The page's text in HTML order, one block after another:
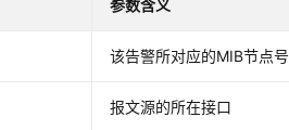
参数含义
该告警所对应的MIB节点号
报文源的所在接口